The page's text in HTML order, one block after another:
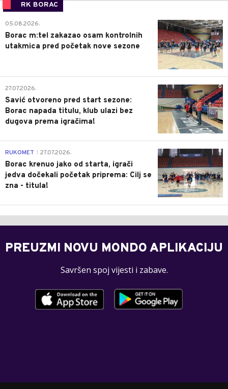
RK BORAC
0
05.08.2026.
Borac m:tel zakazao osam kontrolnih
utakmica pred početak nove sezone
0
27.07.2026.
Savić otvoreno pred start sezone:
Borac napada titulu, klub ulazi bez
dugova prema igračima!
0
RUKOMET 27.07.2026.
Borac krenuo jako od starta, igrači
jedva dočekali početak priprema: Cilj se
zna - titula!
PREUZMI NOVU MONDO APLIKACIJU
Savršen spoj vijesti i zabave.